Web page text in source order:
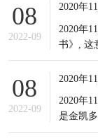
08
2022-09
2020年
书》, 这
神，积
产权对
08
2022-09
2020年
2020年
是金凯
更是金